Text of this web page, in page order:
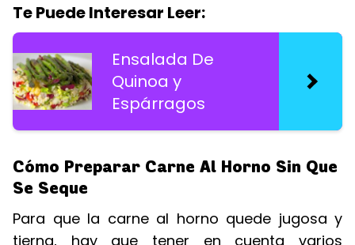
Te Puede Interesar Leer:
Ensalada De
Quinoa y
Espárragos
Cómo Preparar Carne Al Horno Sin Que
Se Seque
Para que la carne al horno quede jugosa y
tierna, hay que tener en cuenta varios